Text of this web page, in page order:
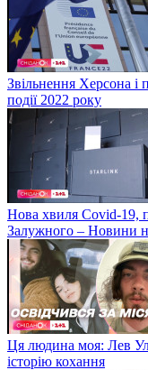
Звільнення Херсона і
події 2022 року
Нова хвиля Covid-19,
Залужного – Новини
Ця людина моя: Лев
історію кохання